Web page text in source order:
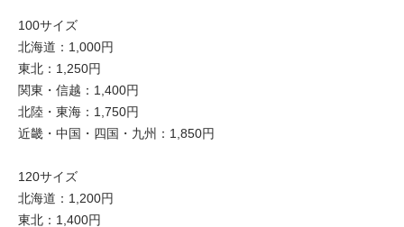
100サイズ
北海道：1,000円
東北：1,250円
関東・信越：1,400円
北陸・東海：1,750円
近畿・中国・四国・九州：1,850円
120サイズ
北海道：1,200円
東北：1,400円